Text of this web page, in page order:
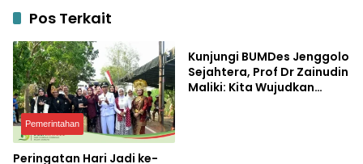
Pos Terkait
Pemerintahan
Peringatan Hari Jadi ke-
Kunjungi BUMDes Jenggolo
Sejahtera, Prof Dr Zainudin
Maliki: Kita Wujudkan